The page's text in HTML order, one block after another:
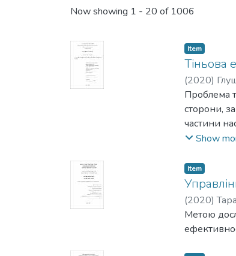
Now showing 1 - 20 of 1006
Item
Тіньова
(2020)
Проблема
сторони,
частини
податків,
економіки,
в
дієвості
У першому
між
Show
Item
(2020)
Метою